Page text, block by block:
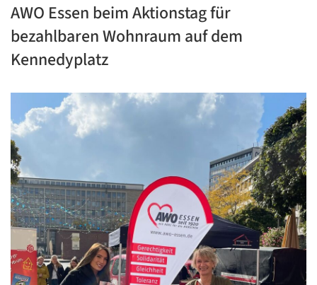
AWO Essen beim Aktionstag für
bezahlbaren Wohnraum auf dem
Kennedyplatz